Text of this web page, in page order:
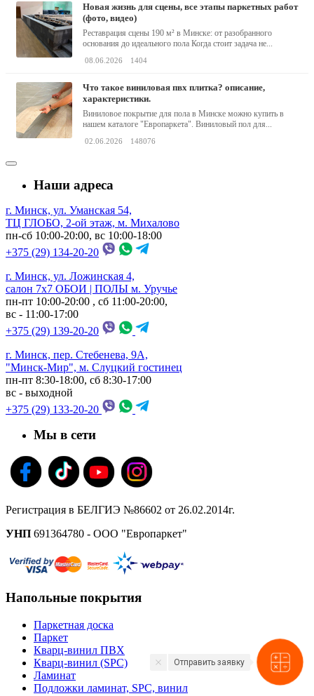
новая жизнь для сцены, все этапы паркетных работ
(фото, видео)
Реставрация сцены 190 м² в Минске: от разобранного
основания до идеального пола Когда стоит задача не...
08.06.2026 1404
что такое виниловая пвх плитка? описание,
характеристики.
Виниловое покрытие для пола в Минске можно купить в
нашем каталоге "Европаркета". Виниловый пол для...
02.06.2026 148076
Наши адреса
г. Минск, ул. Уманская 54,
ТЦ ГЛОБО, 2-ой этаж, м. Михалово
пн-сб 10:00-20:00, вс 10:00-18:00
+375 (29) 134-20-20
г. Минск, ул. Ложинская 4,
салон 7х7 ОБОИ | ПОЛЫ м. Уручье
пн-пт 10:00-20:00 , сб 11:00-20:00,
вс - 11:00-17:00
+375 (29) 139-20-20
г. Минск, пер. Стебенева, 9А,
"Минск-Мир", м. Слуцкий гостинец
пн-пт 8:30-18:00, сб 8:30-17:00
вс - выходной
+375 (29) 133-20-20
Мы в сети
Регистрация в БЕЛГИЭ №86602 от 26.02.2014г.
УНП 691364780 - ООО "Европаркет"
Напольные покрытия
Паркетная доска
Паркет
Кварц-винил ПВХ
Кварц-винил (SPC)
Ламинат
Подложки ламинат, SPC, винил
Отправить заявку